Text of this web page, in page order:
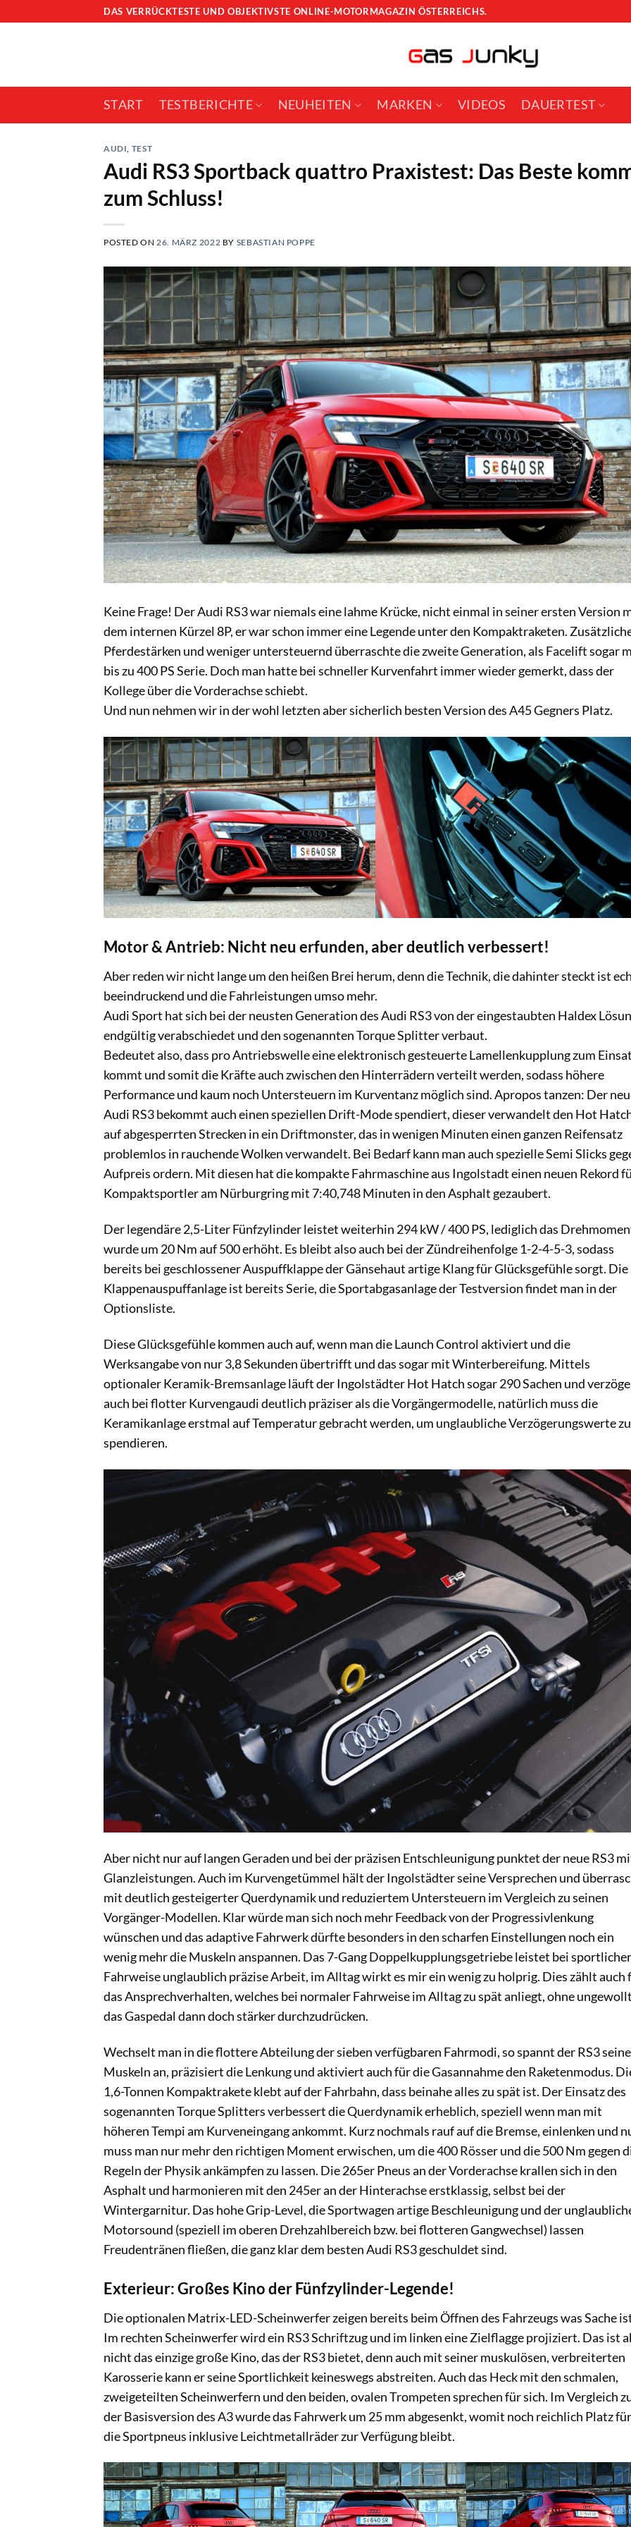
DAS VERRÜCKTESTE UND OBJEKTIVSTE ONLINE-MOTORMAGAZIN ÖSTERREICHS.
START TESTBERICHTE NEUHEITEN MARKEN VIDEOS DAUERTEST
AUDI, TEST
Audi RS3 Sportback quattro Praxistest: Das Beste
zum Schluss!
POSTED ON26. MÄRZ 2022 BY SEBASTIAN POPPE
Keine Frage! Der Audi RS3 war niemals eine lahme Krücke, nicht einmal in seiner ersten Version
dem internen Kürzel 8P, er war schon immer eine Legende unter den Kompaktraketen.
Pferdestärken und weniger untersteuernd überraschte die zweite Generation, als Facelift sogar
bis zu 400 PS Serie. Doch man hatte bei schneller Kurvenfahrt immer wieder gemerkt, dass der
Kollege über die Vorderachse schiebt.
Und nun nehmen wir in der wohl letzten aber sicherlich besten Version des A45 Gegners Platz.
Motor & Antrieb: Nicht neu erfunden, aber deutlich verbessert!
Aber reden wir nicht lange um den heißen Brei herum, denn die Technik, die dahinter steckt ist
beeindruckend und die Fahrleistungen umso mehr.
Audi Sport hat sich bei der neusten Generation des Audi RS3 von der eingestaubten Haldex
endgültig verabschiedet und den sogenannten Torque Splitter verbaut.
Bedeutet also, dass pro Antriebswelle eine elektronisch gesteuerte Lamellenkupplung zum
kommt und somit die Kräfte auch zwischen den Hinterrädern verteilt werden, sodass höhere
Performance und kaum noch Untersteuern im Kurventanz möglich sind. Apropos tanzen: Der
Audi RS3 bekommt auch einen speziellen Drift-Mode spendiert, dieser verwandelt den Hot
auf abgesperrten Strecken in ein Driftmonster, das in wenigen Minuten einen ganzen Reifensatz
problemlos in rauchende Wolken verwandelt. Bei Bedarf kann man auch spezielle Semi Slicks
Aufpreis ordern. Mit diesen hat die kompakte Fahrmaschine aus Ingolstadt einen neuen Rekord
Kompaktsportler am Nürburgring mit 7:40,748 Minuten in den Asphalt gezaubert.
Der legendäre 2,5-Liter Fünfzylinder leistet weiterhin 294 kW / 400 PS, lediglich das
wurde um 20 Nm auf 500 erhöht. Es bleibt also auch bei der Zündreihenfolge 1-2-4-5-3, sodass
bereits bei geschlossener Auspuffklappe der Gänsehaut artige Klang für Glücksgefühle sorgt. Die
Klappenauspuffanlage ist bereits Serie, die Sportabgasanlage der Testversion findet man in der
Optionsliste.
Diese Glücksgefühle kommen auch auf, wenn man die Launch Control aktiviert und die
Werksangabe von nur 3,8 Sekunden übertrifft und das sogar mit Winterbereifung. Mittels
optionaler Keramik-Bremsanlage läuft der Ingolstädter Hot Hatch sogar 290 Sachen und
auch bei flotter Kurvengaudi deutlich präziser als die Vorgängermodelle, natürlich muss die
Keramikanlage erstmal auf Temperatur gebracht werden, um unglaubliche Verzögerungswerte zu
spendieren.
Aber nicht nur auf langen Geraden und bei der präzisen Entschleunigung punktet der neue RS3
Glanzleistungen. Auch im Kurvengetümmel hält der Ingolstädter seine Versprechen und
mit deutlich gesteigerter Querdynamik und reduziertem Untersteuern im Vergleich zu seinen
Vorgänger-Modellen. Klar würde man sich noch mehr Feedback von der Progressivlenkung
wünschen und das adaptive Fahrwerk dürfte besonders in den scharfen Einstellungen noch ein
wenig mehr die Muskeln anspannen. Das 7-Gang Doppelkupplungsgetriebe leistet bei sportlicher
Fahrweise unglaublich präzise Arbeit, im Alltag wirkt es mir ein wenig zu holprig. Dies zählt auch
das Ansprechverhalten, welches bei normaler Fahrweise im Alltag zu spät anliegt, ohne
das Gaspedal dann doch stärker durchzudrücken.
Wechselt man in die flottere Abteilung der sieben verfügbaren Fahrmodi, so spannt der RS3 seine
Muskeln an, präzisiert die Lenkung und aktiviert auch für die Gasannahme den Raketenmodus.
1,6-Tonnen Kompaktrakete klebt auf der Fahrbahn, dass beinahe alles zu spät ist. Der Einsatz des
sogenannten Torque Splitters verbessert die Querdynamik erheblich, speziell wenn man mit
höheren Tempi am Kurveneingang ankommt. Kurz nochmals rauf auf die Bremse, einlenken und
muss man nur mehr den richtigen Moment erwischen, um die 400 Rösser und die 500 Nm gegen
Regeln der Physik ankämpfen zu lassen. Die 265er Pneus an der Vorderachse krallen sich in den
Asphalt und harmonieren mit den 245er an der Hinterachse erstklassig, selbst bei der
Wintergarnitur. Das hohe Grip-Level, die Sportwagen artige Beschleunigung und der
Motorsound (speziell im oberen Drehzahlbereich bzw. bei flotteren Gangwechsel) lassen
Freudentränen fließen, die ganz klar dem besten Audi RS3 geschuldet sind.
Exterieur: Großes Kino der Fünfzylinder-Legende!
Die optionalen Matrix-LED-Scheinwerfer zeigen bereits beim Öffnen des Fahrzeugs was Sache
Im rechten Scheinwerfer wird ein RS3 Schriftzug und im linken eine Zielflagge projiziert. Das ist
nicht das einzige große Kino, das der RS3 bietet, denn auch mit seiner muskulösen, verbreiterten
Karosserie kann er seine Sportlichkeit keineswegs abstreiten. Auch das Heck mit den schmalen,
zweigeteilten Scheinwerfern und den beiden, ovalen Trompeten sprechen für sich. Im Vergleich
der Basisversion des A3 wurde das Fahrwerk um 25 mm abgesenkt, womit noch reichlich Platz für
die Sportpneus inklusive Leichtmetallräder zur Verfügung bleibt.